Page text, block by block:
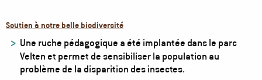
Soutien à notre belle biodiversité
Une ruche pédagogique a été implantée dans le parc
Velten et permet de sensibiliser la population au
problème de la disparition des insectes.